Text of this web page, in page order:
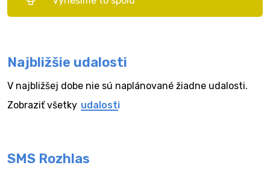
Najbližšie udalosti
V najbližšej dobe nie sú naplánované žiadne udalosti.
Zobraziť všetky udalosti
SMS Rozhlas